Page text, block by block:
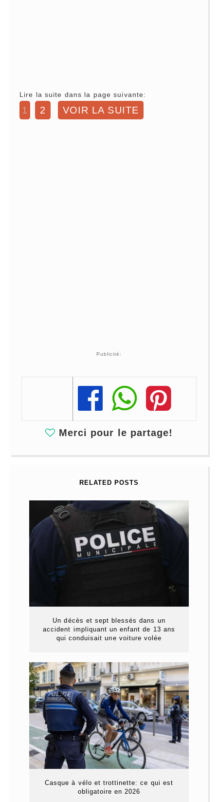
Lire la suite dans la page suivante:
1 2 VOIR LA SUITE
Publicité:
Share
Share
Share
Merci pour le partage!
RELATED POSTS
Un décès et sept blessés dans un
accident impliquant un enfant de 13 ans
qui conduisait une voiture volée
Casque à vélo et trottinette: ce qui est
obligatoire en 2026